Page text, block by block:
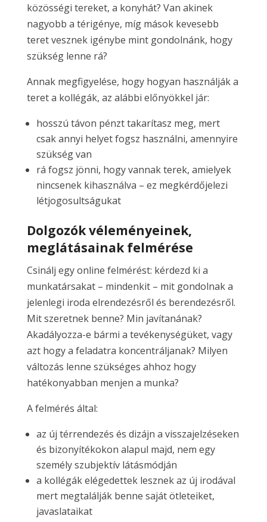
közösségi tereket, a konyhát? Van akinek
nagyobb a térigénye, míg mások kevesebb
teret vesznek igénybe mint gondolnánk, hogy
szükség lenne rá?
Annak megfigyelése, hogy hogyan használják a
teret a kollégák, az alábbi előnyökkel jár:
hosszú távon pénzt takarítasz meg, mert
csak annyi helyet fogsz használni, amennyire
szükség van
rá fogsz jönni, hogy vannak terek, amielyek
nincsenek kihasználva – ez megkérdőjelezi
létjogosultságukat
Dolgozók véleményeinek,
meglátásainak felmérése
Csinálj egy online felmérést: kérdezd ki a
munkatársakat – mindenkit – mit gondolnak a
jelenlegi iroda elrendezésről és berendezésről.
Mit szeretnek benne? Min javítanának?
Akadályozza-e bármi a tevékenységüket, vagy
azt hogy a feladatra koncentráljanak? Milyen
változás lenne szükséges ahhoz hogy
hatékonyabban menjen a munka?
A felmérés által:
az új térrendezés és dizájn a visszajelzéseken
és bizonyítékokon alapul majd, nem egy
személy szubjektív látásmódján
a kollégák elégedettek lesznek az új irodával
mert megtalálják benne saját ötleteiket,
javaslataikat